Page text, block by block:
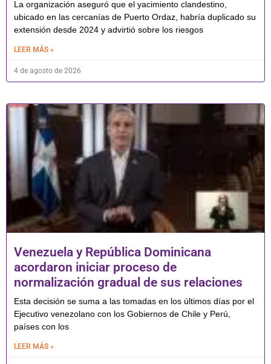
La organización aseguró que el yacimiento clandestino,
ubicado en las cercanías de Puerto Ordaz, habría duplicado su
extensión desde 2024 y advirtió sobre los riesgos
LEER MÁS »
4 de agosto de 2026
Venezuela y República Dominicana
acordaron iniciar proceso de
normalización gradual de sus relaciones
Esta decisión se suma a las tomadas en los últimos días por el
Ejecutivo venezolano con los Gobiernos de Chile y Perú,
países con los
LEER MÁS »